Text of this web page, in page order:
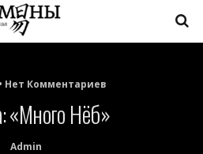
Нет Комментариев
«Много Нёб»
Admin